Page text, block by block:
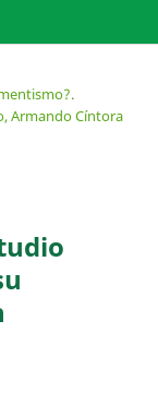
Armando Cíntora